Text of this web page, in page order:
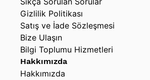
Gizlilik Politikası
Satış ve İade Sözleşmesi
Bize Ulaşın
Bilgi Toplumu Hizmetleri
Hakkımızda
Hakkımızda